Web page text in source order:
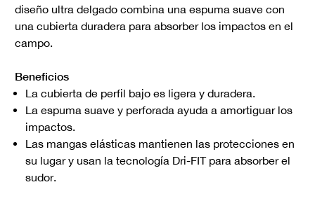
diseño ultra delgado combina una espuma suave con
una cubierta duradera para absorber los impactos en el
campo.
Beneficios
La cubierta de perfil bajo es ligera y duradera.
La espuma suave y perforada ayuda a amortiguar los
impactos.
Las mangas elásticas mantienen las protecciones en
su lugar y usan la tecnología Dri-FIT para absorber el
sudor.